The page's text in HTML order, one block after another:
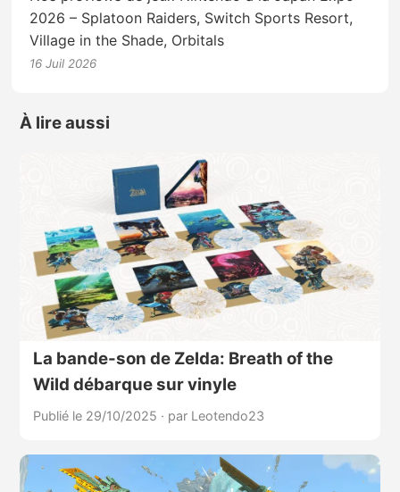
2026 – Splatoon Raiders, Switch Sports Resort,
Village in the Shade, Orbitals
16 Juil 2026
À lire aussi
La bande-son de Zelda: Breath of the
Wild débarque sur vinyle
Publié le 29/10/2025 · par Leotendo23